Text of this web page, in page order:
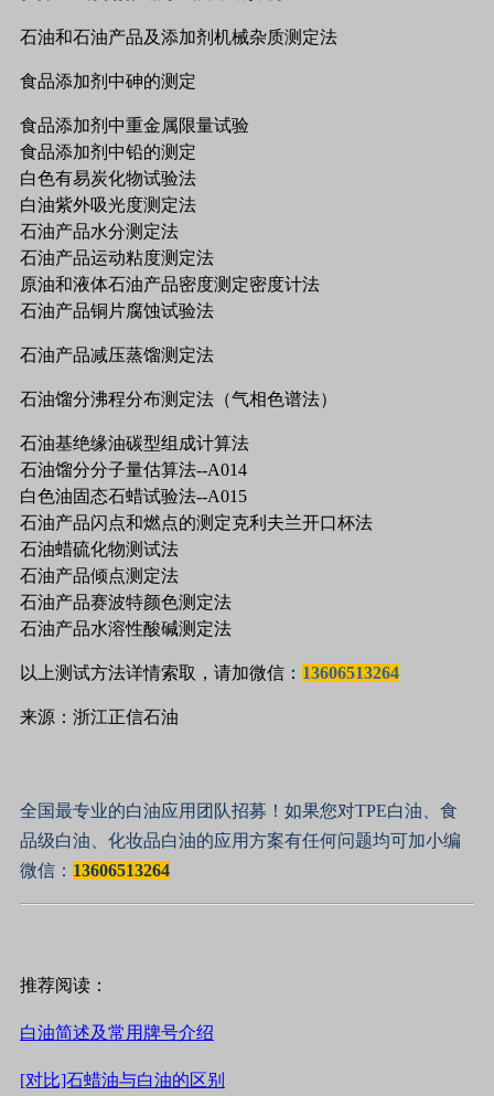
石油和石油产品及添加剂机械杂质测定法
食品添加剂中砷的测定
食品添加剂中重金属限量试验
食品添加剂中铅的测定
白色有易炭化物试验法
白油紫外吸光度测定法
石油产品水分测定法
石油产品运动粘度测定法
原油和液体石油产品密度测定密度计法
石油产品铜片腐蚀试验法
石油产品减压蒸馏测定法
石油馏分沸程分布测定法（气相色谱法）
石油基绝缘油碳型组成计算法
石油馏分分子量估算法--A014
白色油固态石蜡试验法--A015
石油产品闪点和燃点的测定克利夫兰开口杯法
石油蜡硫化物测试法
石油产品倾点测定法
石油产品赛波特颜色测定法
石油产品水溶性酸碱测定法
以上测试方法详情索取，请加微信： 13606513264
来源：浙江正信石油
全国最专业的白油应用团队招募！如果您对TPE白油、食
品级白油、化妆品白油的应用方案有任何问题均可加小编
微信： 13606513264
推荐阅读：
白油简述及常用牌号介绍
[对比]石蜡油与白油的区别